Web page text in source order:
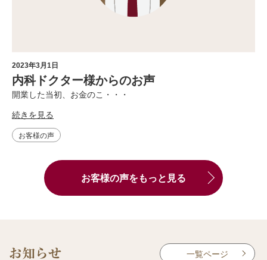
2023年3月1日
内科ドクター様からのお声
開業した当初、お金のこ・・・
続きを見る
お客様の声
お客様の声をもっと見る
お知らせ 一覧ページ